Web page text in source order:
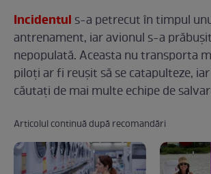
Incidentul s-a petrecut în timpul
antrenament, iar avionul s-a
nepopulată. Aceasta nu transporta
piloți ar fi reușit să se catapulteze,
căutați de mai multe echipe de
Articolul continuă după recomandări